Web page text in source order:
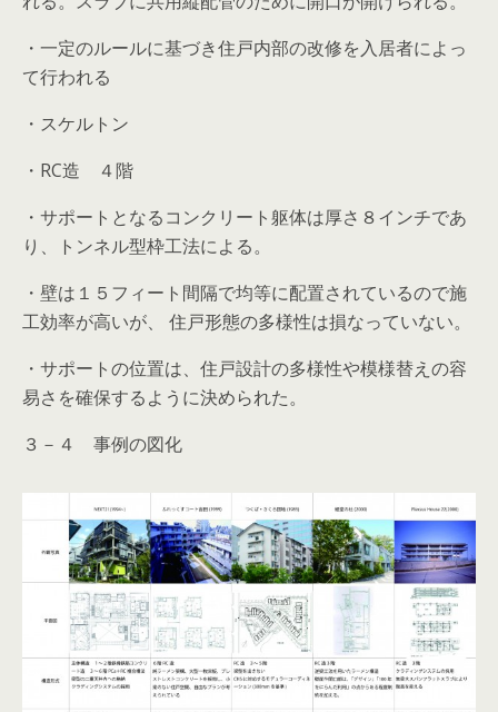
・一定のルールに基づき住戸内部の改修を入居者によっ
て行われる
・スケルトン
・RC造 ４階
・サポートとなるコンクリート躯体は厚さ８インチであ
り、トンネル型枠工法による。
・壁は１５フィート間隔で均等に配置されているので施
工効率が高いが、 住戸形態の多様性は損なっていない。
・サポートの位置は、住戸設計の多様性や模様替えの容
易さを確保するように決められた。
３－４ 事例の図化